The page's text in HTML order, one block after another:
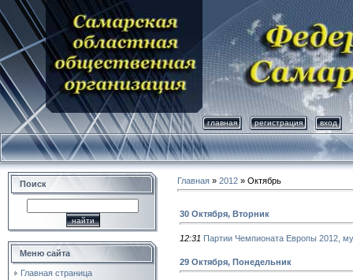
главная регистрация вход
Поиск
Меню сайта
Главная страница
Главная » 2012 » Октябрь
30 Октября, Вторник
12:31 Партии Чемпионата Европы 2012,
29 Октября, Понедельник